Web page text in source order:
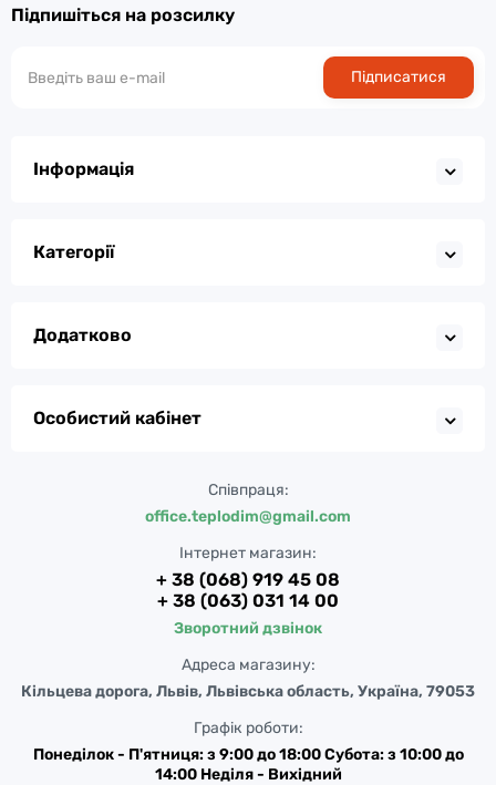
Підпишіться на розсилку
Підписатися
Інформація
Категорії
Додатково
Особистий кабінет
Співпраця:
office.teplodim@gmail.com
Інтернет магазин:
+ 38 (068) 919 45 08
+ 38 (063) 031 14 00
Зворотний дзвінок
Адреса магазину:
Кільцева дорога, Львів, Львівська область, Україна, 79053
Графік роботи:
Понеділок - П'ятниця: з 9:00 до 18:00 Субота: з 10:00 до
14:00 Неділя - Вихідний